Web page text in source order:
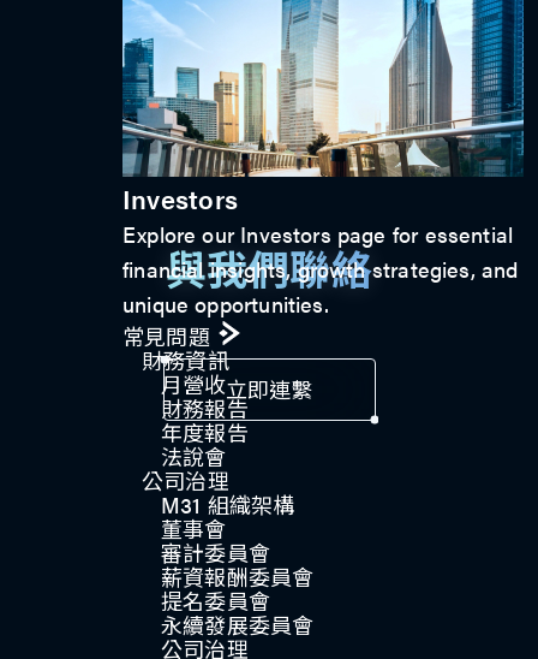
Investors
Explore our Investors page for essential
financial insights, growth strategies, and
unique opportunities.
常見問題
財務資訊
月營收
財務報告
年度報告
法說會
公司治理​
M31 組織架構
董事會
審計委員會
薪資報酬委員會
提名委員會
永續發展委員會
公司治理
與我們聯絡
立即連繫